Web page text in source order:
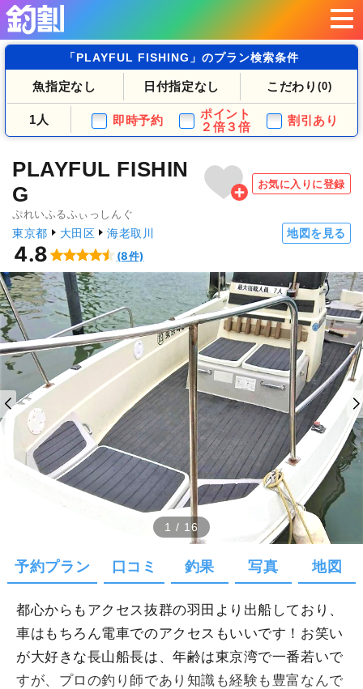
「PLAYFUL FISHING」のプラン検索条件
魚指定なし 日付指定なし こだわり (0)
1人 即時予約
ポイント
２倍３倍
割引あり
PLAYFUL FISHIN
G
ぷれいふるふぃっしんぐ
お気に入りに登録
東京都 大田区 海老取川 地図を見る
4.8 (8件)
1 / 16
予約プラン 口コミ 釣果 写真 地図
都心からもアクセス抜群の羽田より出船しており、
車はもちろん電車でのアクセスもいいです！お笑い
が大好きな長山船長は、年齢は東京湾で一番若いで
すが、プロの釣り師であり知識も経験も豊富なんで